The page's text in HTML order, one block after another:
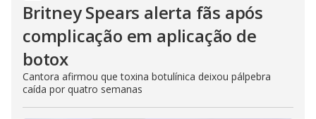
Britney Spears alerta fãs após
complicação em aplicação de
botox
Cantora afirmou que toxina botulínica deixou pálpebra
caída por quatro semanas